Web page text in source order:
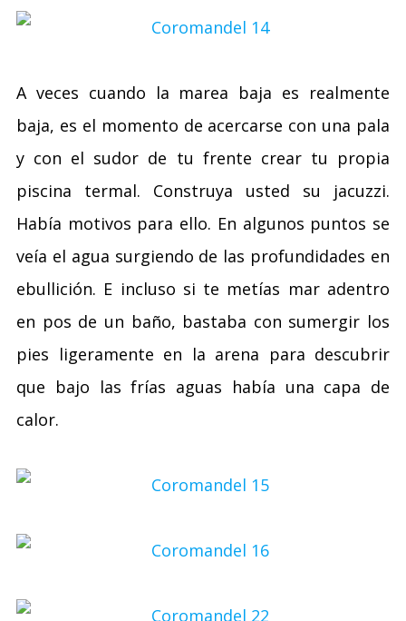
A veces cuando la marea baja es realmente
baja, es el momento de acercarse con una pala
y con el sudor de tu frente crear tu propia
piscina termal. Construya usted su jacuzzi.
Había motivos para ello. En algunos puntos se
veía el agua surgiendo de las profundidades en
ebullición. E incluso si te metías mar adentro
en pos de un baño, bastaba con sumergir los
pies ligeramente en la arena para descubrir
que bajo las frías aguas había una capa de
calor.